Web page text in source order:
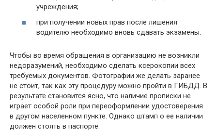
учреждения;
при получении новых прав после лишения
водителю необходимо вновь сдавать экзамены.
Чтобы во время обращения в организацию не возникли
недоразумений, необходимо сделать ксерокопии всех
требуемых документов. Фотографии же делать заранее
не стоит, так как эту процедуру можно пройти в ГИБДД. В
результате становится ясно, что наличие прописки не
играет особой роли при переоформлении удостоверения
в другом населенном пункте. Однако штамп о ее наличии
должен стоять в паспорте.